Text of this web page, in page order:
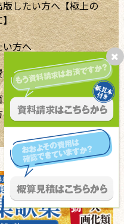
したい方へ【極上の
】
方へ
版したい方へ
桜」のような学習法